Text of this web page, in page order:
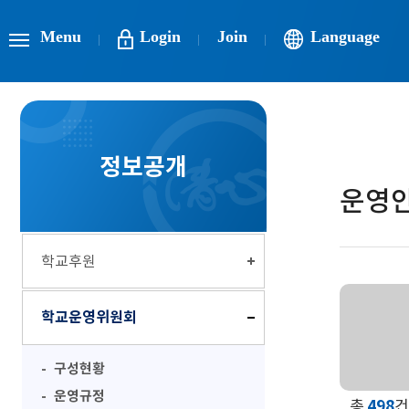
Menu Login Join Language
정보공개
학교후원
학교운영위원회
구성현황
운영규정
운영